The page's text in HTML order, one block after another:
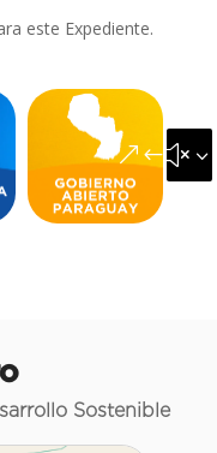
este Expediente.
Sostenible